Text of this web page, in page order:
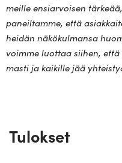
meille ensiar­voisen
pa­neil­tamme, että
heidän näkö­kul­mansa
voimme luottaa siihen,
masti ja kai­kille jää
Tulokset